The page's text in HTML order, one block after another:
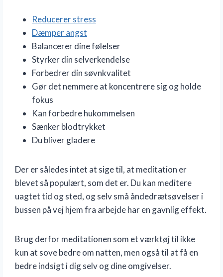
Reducerer stress
Dæmper angst
Balancerer dine følelser
Styrker din selverkendelse
Forbedrer din søvnkvalitet
Gør det nemmere at koncentrere sig og holde
fokus
Kan forbedre hukommelsen
Sænker blodtrykket
Du bliver gladere
Der er således intet at sige til, at meditation er
blevet så populært, som det er. Du kan meditere
uagtet tid og sted, og selv små åndedrætsøvelser i
bussen på vej hjem fra arbejde har en gavnlig effekt.
Brug derfor meditationen som et værktøj til ikke
kun at sove bedre om natten, men også til at få en
bedre indsigt i dig selv og dine omgivelser.